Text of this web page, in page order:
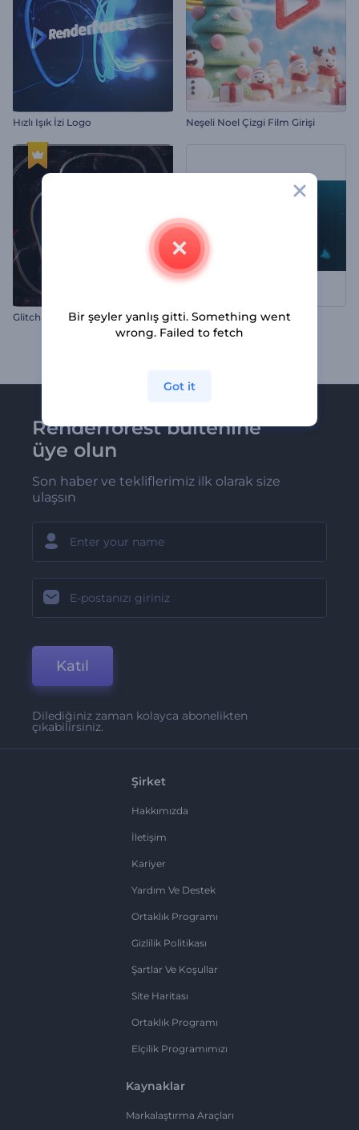
Hızlı Işık İzi Logo Neşeli Noel Çizgi Film Girişi
Glitch Parazit Logo Sinematik HUD Logo
Renderforest bültenine
üye olun
Son haber ve tekliflerimiz ilk olarak size
ulaşsın
Katıl
Dilediğiniz zaman kolayca abonelikten
çıkabilirsiniz.
Şirket
Hakkımızda
İletişim
Kariyer
Yardım Ve Destek
Ortaklık Programı
Gizlilik Politikası
Şartlar Ve Koşullar
Site Haritası
Ortaklık Programı
Elçilik Programımızı
Kaynaklar
Markalaştırma Araçları
Bir şeyler yanlış gitti. Something went
wrong. Failed to fetch
Got it